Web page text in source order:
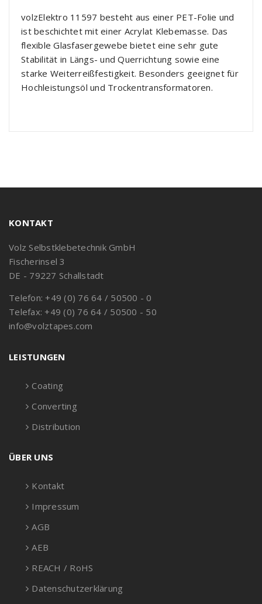
volzElektro 11597 besteht aus einer PET-Folie und
ist beschichtet mit einer Acrylat Klebemasse. Das
flexible Glasfasergewebe bietet eine sehr gute
Stabilität in Längs- und Querrichtung sowie eine
starke Weiterreißfestigkeit. Besonders geeignet für
Hochleistungsöl und Trockentransformatoren.
KONTAKT
Volz Selbstklebetechnik GmbH
Fischerinsel 3
DE - 79227 Schallstadt
Telefon: +49 (0) 76 64 / 50500 - 0
Telefax: +49 (0) 76 64 / 50500 - 50
info@volztapes.com
LEISTUNGEN
Coating
Converting
Distribution
ÜBER UNS
Kontakt
Impressum
AGB
AEB
REACH / RoHS
Datenschutzerklärung